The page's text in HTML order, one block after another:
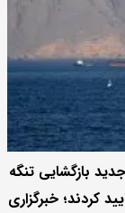
بازگشایی تنگه
را تایید کردند؛ خبرگزاری